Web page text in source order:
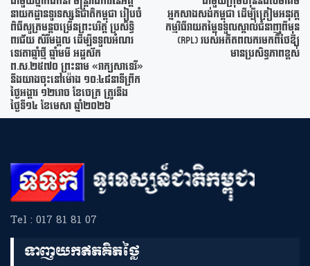
នាយកដ្ឋានទូរទស្សន៍ជាតិកម្ពុជា រៀបចំ
ពិធីសូត្រមន្តចម្រើនព្រះបរិត្ត ប្រសិទ្ធិ
ពរជ័យ សិរីមង្គល ដើម្បីទទួលអំណរ
ទេវតាឆ្នាំថ្មី ឆ្នាំមមី អដ្ឋស័ក
ព.ស.២៥៧០ ព្រះនាម «រាក្យសាទេវី»
នឹងយាងចុះនៅម៉ោង ១០:៤៨នាទីព្រឹក
ថ្ងៃអង្គារ ១២រោច ខែចេត្រ ត្រូវនឹង
ថ្ងៃទី១៤ ខែមេសា ឆ្នាំ២០២៦
អ្នកសាងសង់កម្ពុជា ដើម្បីត្រៀមអនុវត្ត
កម្មវិធីវាយតម្លៃទទួលស្គាល់ជំនាញពីមុន
(RPL) របស់អតីតពលករមកពីថៃឱ្យ
មានប្រសិទ្ធភាពខ្ពស់
Tel : 017 81 81 07
ទាញយកឥតគិតថ្លៃ